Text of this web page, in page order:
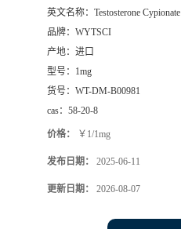
英文名称： Testosterone Cypionate
品牌： WYTSCI
产地： 进口
型号： 1mg
货号： WT-DM-B00981
cas： 58-20-8
价格： ￥1/1mg
发布日期： 2025-06-11
更新日期： 2026-08-07